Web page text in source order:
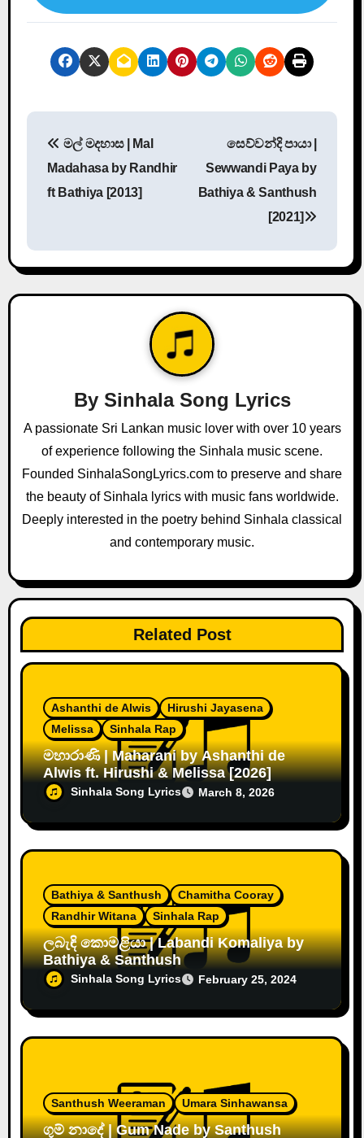
n
a
a
i
o
මල් මදහාස | Mal
Madahasa by Randhir
ft Bathiya [2013]
සෙව්වන්දි පායා |
Sewwandi Paya by
Bathiya & Santhush
[2021]
By Sinhala Song Lyrics
A passionate Sri Lankan music lover with over 10 years
of experience following the Sinhala music scene.
Founded SinhalaSongLyrics.com to preserve and share
the beauty of Sinhala lyrics with music fans worldwide.
Deeply interested in the poetry behind Sinhala classical
and contemporary music.
Related Post
Ashanthi de Alwis
Hirushi Jayasena
Melissa
Sinhala Rap
මහාරාණි | Maharani by Ashanthi de
Alwis ft. Hirushi & Melissa [2026]
Sinhala Song Lyrics March 8, 2026
Bathiya & Santhush
Chamitha Cooray
Randhir Witana
Sinhala Rap
ලබැඳි කොමළියා | Labandi Komaliya by
Bathiya & Santhush
Sinhala Song Lyrics February 25, 2024
Santhush Weeraman Umara Sinhawansa
ගුම් නාදේ | Gum Nade by Santhush